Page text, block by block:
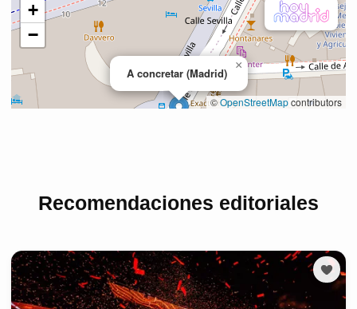
Recomendaciones editoriales